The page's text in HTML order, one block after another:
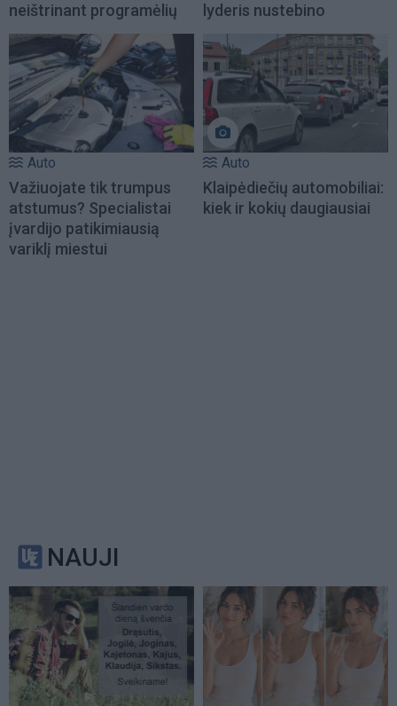
neištrinant programėlių
lyderis nustebino
Auto
Važiuojate tik trumpus
atstumus? Specialistai
įvardijo patikimiausią
variklį miestui
Auto
Klaipėdiečių automobiliai:
kiek ir kokių daugiausiai
NAUJI